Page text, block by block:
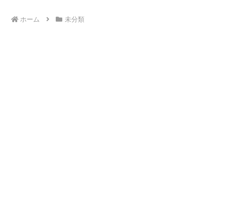
ホーム 未分類